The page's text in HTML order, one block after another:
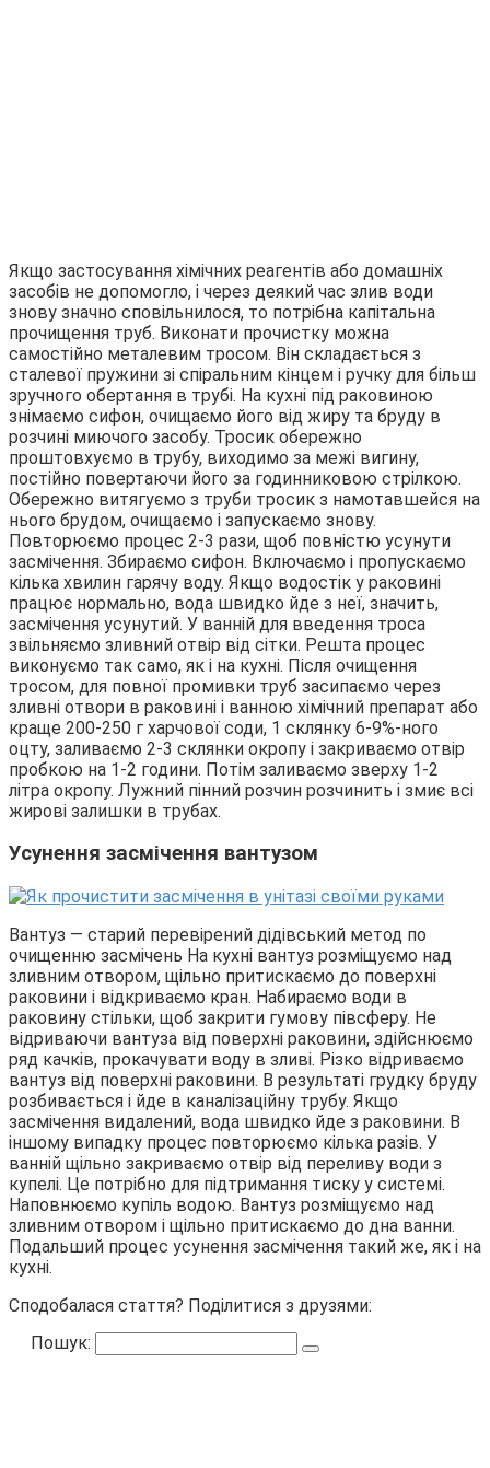
Якщо застосування хімічних реагентів або домашніх
засобів не допомогло, і через деякий час злив води
знову значно сповільнилося, то потрібна капітальна
прочищення труб. Виконати прочистку можна
самостійно металевим тросом. Він складається з
сталевої пружини зі спіральним кінцем і ручку для більш
зручного обертання в трубі. На кухні під раковиною
знімаємо сифон, очищаємо його від жиру та бруду в
розчині миючого засобу. Тросик обережно
проштовхуємо в трубу, виходимо за межі вигину,
постійно повертаючи його за годинниковою стрілкою.
Обережно витягуємо з труби тросик з намотавшейся на
нього брудом, очищаємо і запускаємо знову.
Повторюємо процес 2-3 рази, щоб повністю усунути
засмічення. Збираємо сифон. Включаємо і пропускаємо
кілька хвилин гарячу воду. Якщо водостік у раковині
працює нормально, вода швидко йде з неї, значить,
засмічення усунутий. У ванній для введення троса
звільняємо зливний отвір від сітки. Решта процес
виконуємо так само, як і на кухні. Після очищення
тросом, для повної промивки труб засипаємо через
зливні отвори в раковині і ванною хімічний препарат або
краще 200-250 г харчової соди, 1 склянку 6-9%-ного
оцту, заливаємо 2-3 склянки окропу і закриваємо отвір
пробкою на 1-2 години. Потім заливаємо зверху 1-2
літра окропу. Лужний пінний розчин розчинить і змиє всі
жирові залишки в трубах.
Усунення засмічення вантузом
Вантуз — старий перевірений дідівський метод по
очищенню засмічень На кухні вантуз розміщуємо над
зливним отвором, щільно притискаємо до поверхні
раковини і відкриваємо кран. Набираємо води в
раковину стільки, щоб закрити гумову півсферу. Не
відриваючи вантуза від поверхні раковини, здійснюємо
ряд качків, прокачувати воду в зливі. Різко відриваємо
вантуз від поверхні раковини. В результаті грудку бруду
розбивається і йде в каналізаційну трубу. Якщо
засмічення видалений, вода швидко йде з раковини. В
іншому випадку процес повторюємо кілька разів. У
ванній щільно закриваємо отвір від переливу води з
купелі. Це потрібно для підтримання тиску у системі.
Наповнюємо купіль водою. Вантуз розміщуємо над
зливним отвором і щільно притискаємо до дна ванни.
Подальший процес усунення засмічення такий же, як і на
кухні.
Сподобалася стаття? Поділитися з друзями:
Пошук: